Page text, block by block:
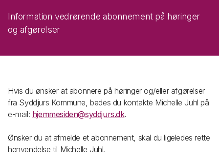
Information vedrørende abonnement på høringer
og afgørelser
Hvis du ønsker at abonnere på høringer og/eller afgørelser
fra Syddjurs Kommune, bedes du kontakte Michelle Juhl på
e-mail: hjemmesiden@syddjurs.dk.
Ønsker du at afmelde et abonnement, skal du ligeledes rette
henvendelse til Michelle Juhl.